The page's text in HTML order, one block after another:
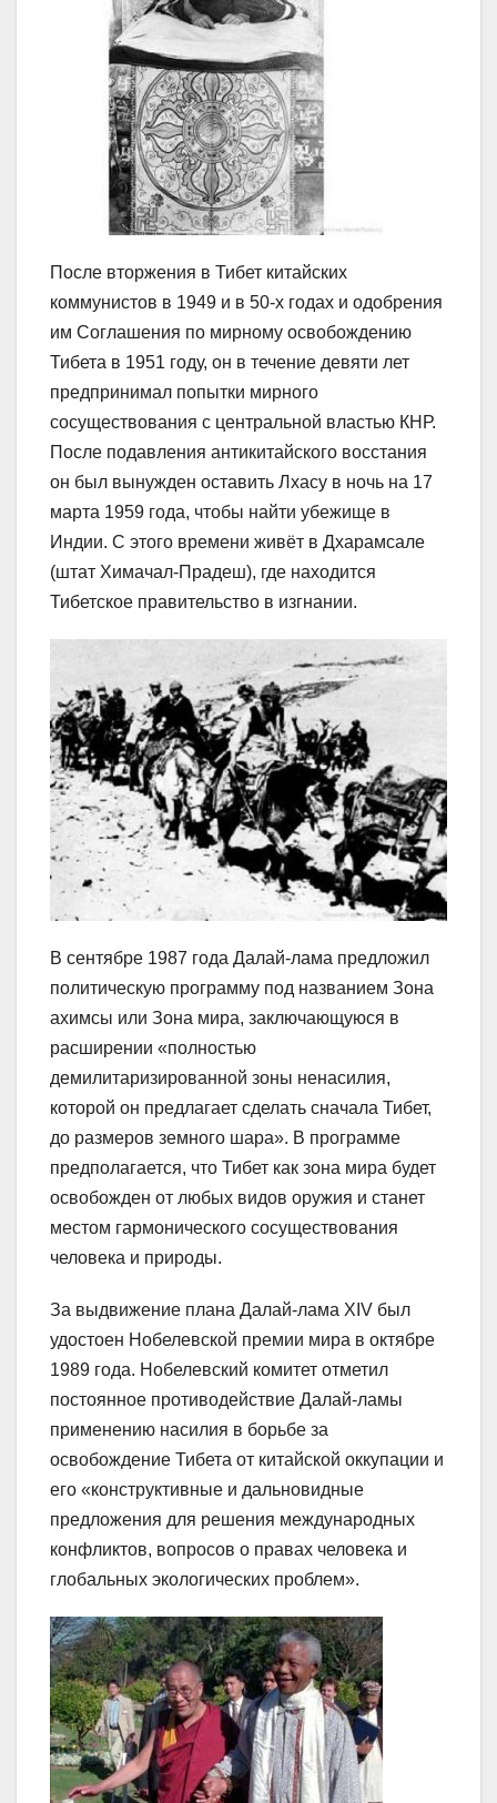
После вторжения в Тибет китайских
коммунистов в 1949 и в 50-х годах и одобрения
им Соглашения по мирному освобождению
Тибета в 1951 году, он в течение девяти лет
предпринимал попытки мирного
сосуществования с центральной властью КНР.
После подавления антикитайского восстания
он был вынужден оставить Лхасу в ночь на 17
марта 1959 года, чтобы найти убежище в
Индии. С этого времени живёт в Дхарамсале
(штат Химачал-Прадеш), где находится
Тибетское правительство в изгнании.
В сентябре 1987 года Далай-лама предложил
политическую программу под названием Зона
ахимсы или Зона мира, заключающуюся в
расширении «полностью
демилитаризированной зоны ненасилия,
которой он предлагает сделать сначала Тибет,
до размеров земного шара». В программе
предполагается, что Тибет как зона мира будет
освобожден от любых видов оружия и станет
местом гармонического сосуществования
человека и природы.
За выдвижение плана Далай-лама XIV был
удостоен Нобелевской премии мира в октябре
1989 года. Нобелевский комитет отметил
постоянное противодействие Далай-ламы
применению насилия в борьбе за
освобождение Тибета от китайской оккупации и
его «конструктивные и дальновидные
предложения для решения международных
конфликтов, вопросов о правах человека и
глобальных экологических проблем».